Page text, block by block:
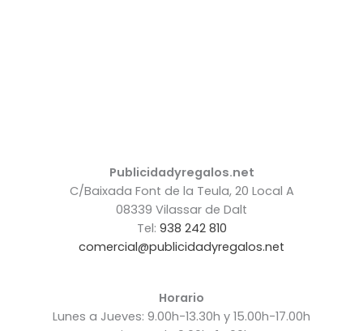
Publicidadyregalos.net
C/Baixada Font de la Teula, 20 Local A
08339 Vilassar de Dalt
Tel: 938 242 810
comercial@publicidadyregalos.net
Horario
Lunes a Jueves: 9.00h-13.30h y 15.00h-17.00h